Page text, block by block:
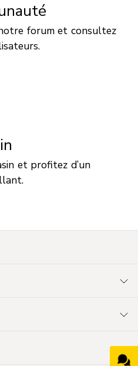
forum et consultez
et profitez d’un